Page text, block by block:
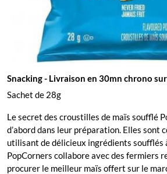
Snacking- Livraison en 30mn chrono
Sachet de 28g
Le secret des croustilles de maïs soufflé
d’abord dans leur préparation. Elles sont
utilisant de délicieux ingrédients soufflés
PopCorners collabore avec des fermiers
procurer le meilleur maïs offert sur le